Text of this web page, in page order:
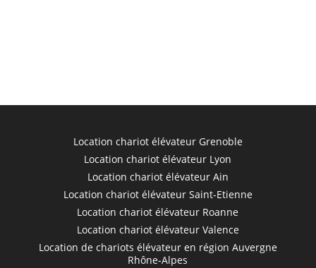
Location chariot élévateur Grenoble
Location chariot élévateur Lyon
Location chariot élévateur Ain
Location chariot élévateur Saint-Etienne
Location chariot élévateur Roanne
Location chariot élévateur Valence
Location de chariots élévateur en région Auvergne
Rhône-Alpes